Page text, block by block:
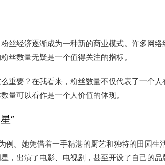
丝经济逐渐成为一种新的商业模式。许多网
丝数量无疑是一个值得关注的指标。
重要？在我看来，粉丝数量不仅代表了一个
量可以看作是一个人价值的体现。
”
例。她凭借着一手精湛的厨艺和独特的田园
，出演了电影、电视剧，甚至开设了自己的品